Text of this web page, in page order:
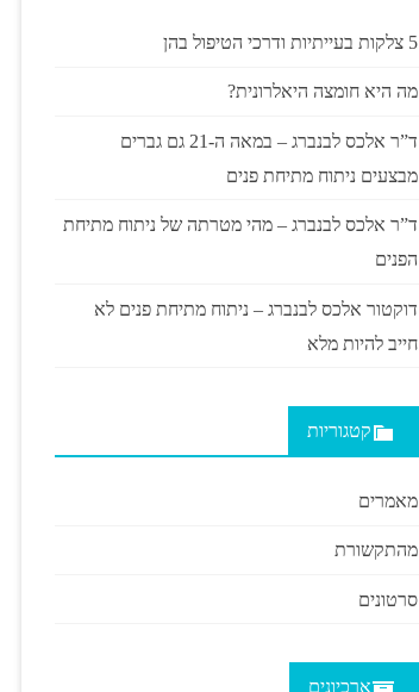
5 צלקות בעייתיות ודרכי הטיפול בהן
מה היא חומצה היאלרונית?
ד”ר אלכס לבנברג – במאה ה-21 גם גברים
מבצעים ניתוח מתיחת פנים
ד”ר אלכס לבנברג – מהי מטרתה של ניתוח מתיחת
הפנים
דוקטור אלכס לבנברג – ניתוח מתיחת פנים לא
חייב להיות מלא
קטגוריות
מאמרים
מהתקשורת
סרטונים
ארכיונים